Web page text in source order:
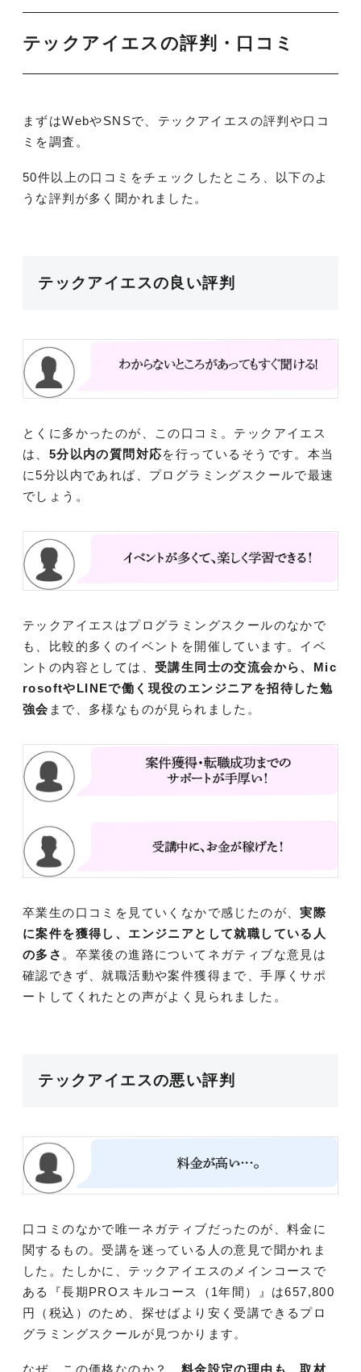
テックアイエスの評判・口コミ
まずはWebやSNSで、テックアイエスの評判や口コ
ミを調査。
50件以上の口コミをチェックしたところ、以下のよ
うな評判が多く聞かれました。
テックアイエスの良い評判
とくに多かったのが、この口コミ。テックアイエス
は、 5分以内の質問対応を行っているそうです。本当
に5分以内であれば、プログラミングスクールで最速
でしょう。
テックアイエスはプログラミングスクールのなかで
も、比較的多くのイベントを開催しています。イベ
ントの内容としては、 受講生同士の交流会から、Mic
rosoftやLINEで働く現役のエンジニアを招待した勉
強会 まで、多様なものが見られました。
卒業生の口コミを見ていくなかで感じたのが、実際
に案件を獲得し、エンジニアとして就職している人
の多さ 。卒業後の進路についてネガティブな意見は
確認できず、就職活動や案件獲得まで、手厚くサポ
ートしてくれたとの声がよく見られました。
テックアイエスの悪い評判
口コミのなかで唯一ネガティブだったのが、料金に
関するもの。受講を迷っている人の意見で聞かれま
した。たしかに、テックアイエスのメインコースで
ある『長期PROスキルコース（1年間）』は657,800
円（税込）のため、探せばより安く受講できるプロ
グラミングスクールが見つかります。